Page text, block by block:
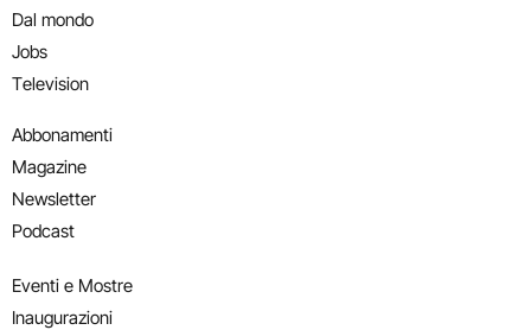
Dal mondo
Jobs
Television
Abbonamenti
Magazine
Newsletter
Podcast
Eventi e Mostre
Inaugurazioni